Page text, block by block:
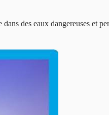
des eaux dangereuses et